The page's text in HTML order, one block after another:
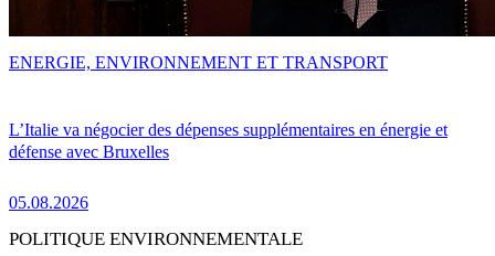
L’Italie va négocier des dépenses supplémentaires en énergie et
défense avec Bruxelles
05.08.2026
ENERGIE, ENVIRONNEMENT ET TRANSPORT
POLITIQUE ENVIRONNEMENTALE